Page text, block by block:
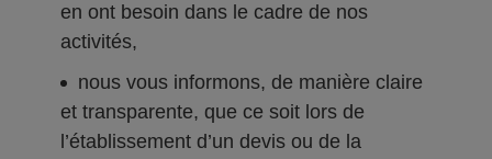
en ont besoin dans le cadre de nos
activités,
nous vous informons, de manière claire
et transparente, que ce soit lors de
l’établissement d’un devis ou de la